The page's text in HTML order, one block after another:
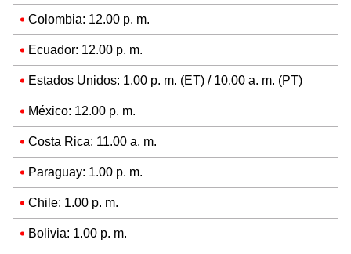
Colombia: 12.00 p. m.
Ecuador: 12.00 p. m.
Estados Unidos: 1.00 p. m. (ET) / 10.00 a. m. (PT)
México: 12.00 p. m.
Costa Rica: 11.00 a. m.
Paraguay: 1.00 p. m.
Chile: 1.00 p. m.
Bolivia: 1.00 p. m.